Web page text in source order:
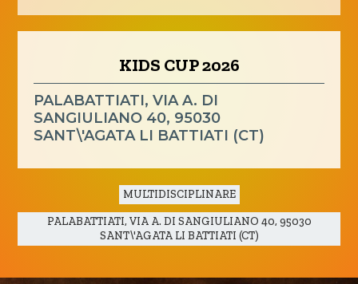
KIDS CUP 2026
PALABATTIATI, VIA A. DI
SANGIULIANO 40, 95030
SANT\'AGATA LI BATTIATI (CT)
MULTIDISCIPLINARE
PALABATTIATI, VIA A. DI SANGIULIANO 40, 95030
SANT\'AGATA LI BATTIATI (CT)